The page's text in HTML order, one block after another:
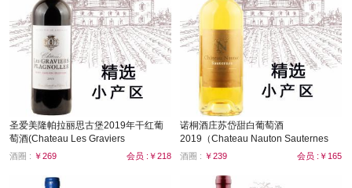
圣爱美隆帕拉丽思古堡2019年干红葡
萄酒(Chateau Les Graviers
Plagnolles 2019）
酒圈 : ￥269 会员 :￥218
诺桐酒庄苏岱甜白葡萄酒
2019（Chateau Nauton Sauternes
2019）
酒圈 : ￥239 会员 :￥165